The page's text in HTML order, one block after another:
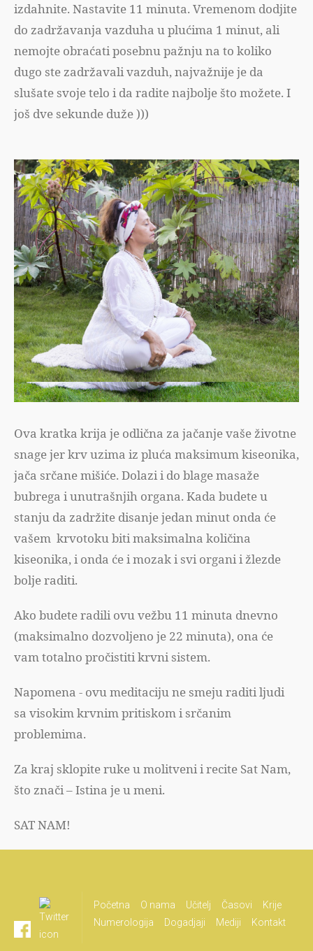
izdahnite. Nastavite 11 minuta. Vremenom dodjite
do zadržavanja vazduha u plućima 1 minut, ali
nemojte obraćati posebnu pažnju na to koliko
dugo ste zadržavali vazduh, najvažnije je da
slušate svoje telo i da radite najbolje što možete. I
još dve sekunde duže )))
Ova kratka krija je odlična za jačanje vaše životne
snage jer krv uzima iz pluća maksimum kiseonika,
jača srčane mišiće. Dolazi i do blage masaže
bubrega i unutrašnjih organa. Kada budete u
stanju da zadržite disanje jedan minut onda će
vašem krvotoku biti maksimalna količina
kiseonika, i onda će i mozak i svi organi i žlezde
bolje raditi.
Ako budete radili ovu vežbu 11 minuta dnevno
(maksimalno dozvoljeno je 22 minuta), ona će
vam totalno pročistiti krvni sistem.
Napomena - ovu meditaciju ne smeju raditi ljudi
sa visokim krvnim pritiskom i srčanim
problemima.
Za kraj sklopite ruke u molitveni i recite Sat Nam,
što znači – Istina je u meni.
SAT NAM!
Početna O nama Učitelj Časovi
Krije
Numerologija
Dogadjaji Mediji Kontakt